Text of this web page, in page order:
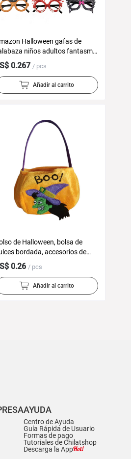
Halloween gafas de
niños adultos fantasma
decoración de fiesta
de fotografía marco de
divertido
0.267 / pcs
Añadir al carrito
de Halloween, bolsa de
bordada, accesorios de
navideña para niños,
de calabaza para
cubo, caramelo de
0.26 / pcs
Añadir al carrito
AYUDA
Centro de Ayuda
Guía Rápida de Usuario
Formas de pago
Tutoriales de Chilatshop
Descarga la App